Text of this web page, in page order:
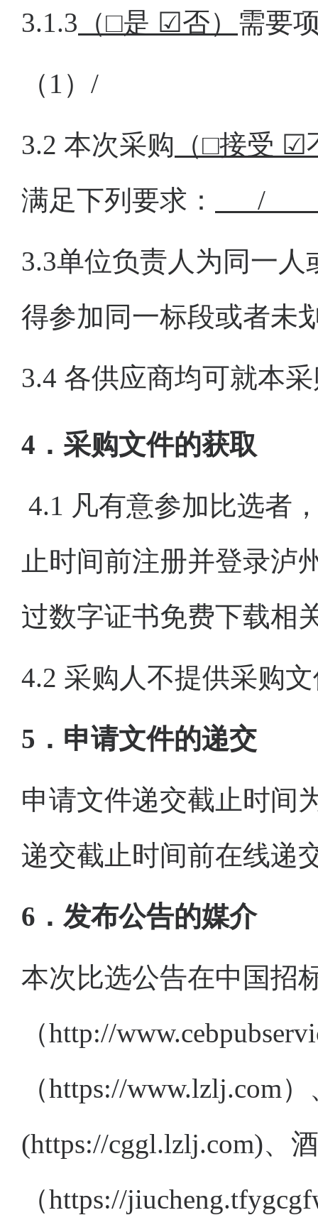
3.1.3 （□是 ☑否） 需要
（ 1） /
3.2 本次采购 （□接受 ☑
满足下列要求：
3.3单位负责人为同一人
得参加 同一标段或者未
3.4 各供应商均可就本
4．采购文件的获取
4.1 凡有意参加 比选者
止时间前注册并登录泸
过数字证书免费下载相
4.2 采购人不提供采购
5．申请文件的递交
申请文件递交截止时间
递交截止时间前在线递
6．发布公告的媒介
本次 比选公告在中国招
（http://
（https://www.lzlj.com）
(https://cggl.lzlj.com)、
（https://